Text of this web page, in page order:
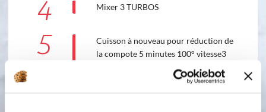
4 Mixer 3 TURBOS
5
Cuisson à nouveau pour réduction de
la compote 5 minutes 100° vitesse3